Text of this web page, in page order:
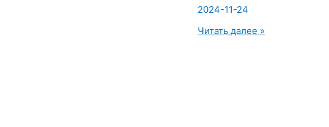
2024-11-24
20240525
Читать далее »